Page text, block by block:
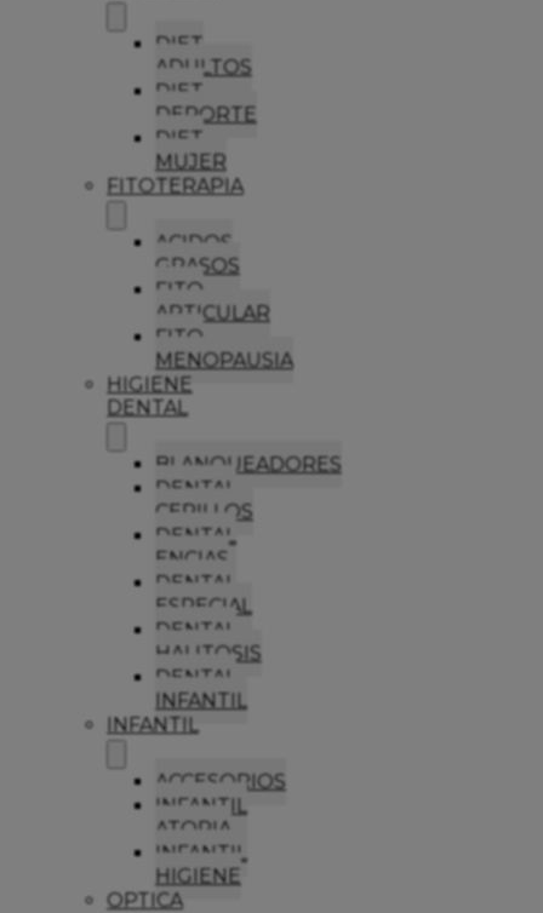
DIET
ADULTOS
DIET
DEPORTE
DIET
MUJER
FITOTERAPIA
ACIDOS
GRASOS
FITO
ARTICULAR
FITO
MENOPAUSIA
HIGIENE
DENTAL
BLANQUEADORES
DENTAL
CEPILLOS
DENTAL
ENCIAS
DENTAL
ESPECIAL
DENTAL
HALITOSIS
DENTAL
INFANTIL
INFANTIL
ACCESORIOS
INFANTIL
ATOPIA
INFANTIL
HIGIENE
OPTICA